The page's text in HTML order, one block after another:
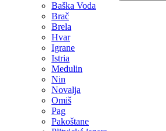
Baška Voda
Brač
Brela
Hvar
Igrane
Istria
Medulin
Nin
Novalja
Omiš
Pag
Pakoštane